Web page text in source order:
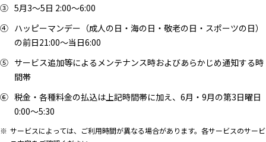
5月3～5日 2:00～6:00
ハッピーマンデー（成人の日・海の日・敬老の日・スポーツの日）
の前日21:00～当日6:00
サービス追加等によるメンテナンス時およびあらかじめ通知する時
間帯
税金・各種料金の払込は上記時間帯に加え、6月・9月の第3日曜日
0:00～5:30
サービスによっては、ご利用時間が異なる場合があります。各サービスのサービ